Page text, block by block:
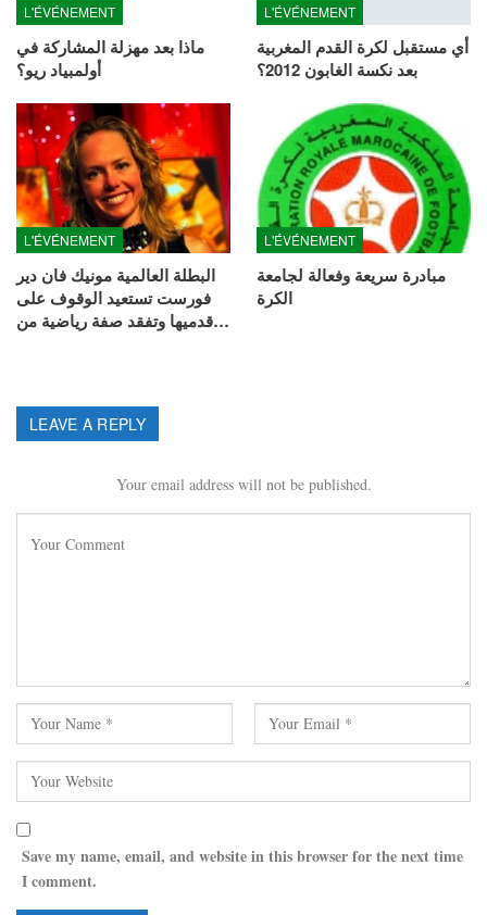
L'ÉVÉNEMENT
ماذا بعد مهزلة المشاركة في
أولمبياد ريو؟
L'ÉVÉNEMENT
أي مستقبل لكرة القدم المغربية
بعد نكسة الغابون 2012؟
L'ÉVÉNEMENT
البطلة العالمية مونيك فان دير
فورست تستعيد الوقوف على
قدميها وتفقد صفة رياضية من…
L'ÉVÉNEMENT
مبادرة سريعة وفعالة لجامعة
الكرة
LEAVE A REPLY
Your email address will not be published.
Save my name, email, and website in this browser for the next time
I comment.